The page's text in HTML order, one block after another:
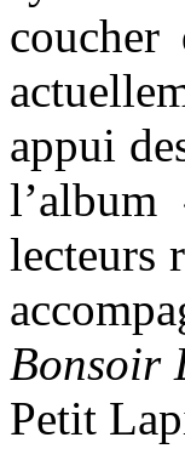
appui
lecteurs
Bonsoir
Petit